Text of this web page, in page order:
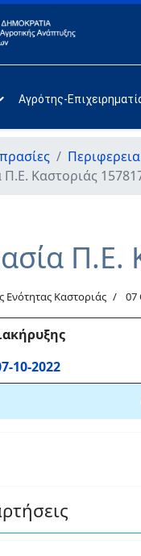
Αγρότης-
Καστοριάς
Π.Ε.
Ενότητας Καστοριάς 07
10-2022